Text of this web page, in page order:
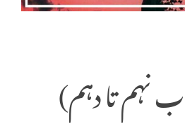
نہم تا دہم)